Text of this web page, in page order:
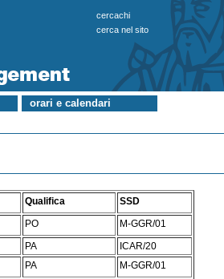
cercachi
cerca nel sito
orari e calendari
Qualifica
SSD
PO M-GGR/01
PA
ICAR/20
PA
M-GGR/01